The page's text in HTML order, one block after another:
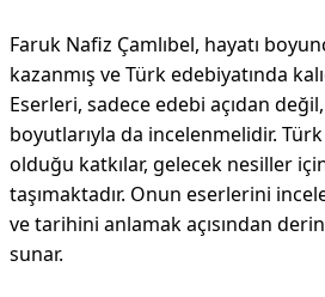
Faruk Nafiz Çamlıbel, hayatı
kazanmış ve Türk edebiyatında
Eserleri, sadece edebi açıdan
boyutlarıyla da incelenmelidir.
olduğu katkılar, gelecek nesiller
taşımaktadır. Onun eserlerini
ve tarihini anlamak açısından
sunar.